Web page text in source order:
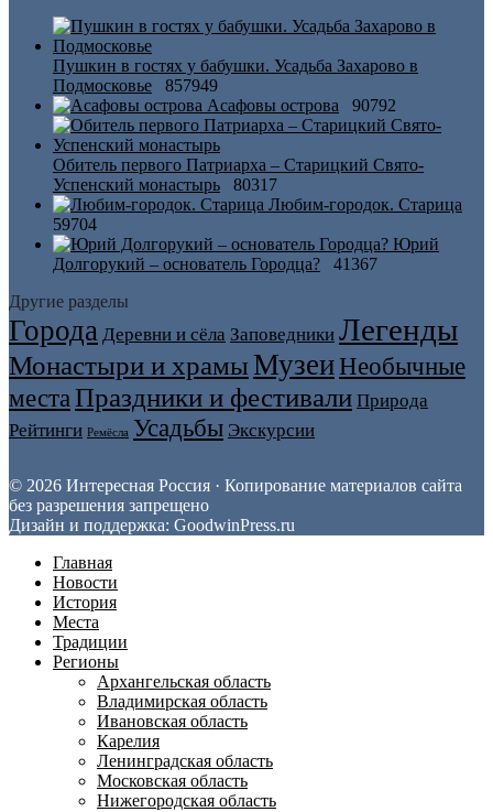
Пушкин в гостях у бабушки. Усадьба Захарово в
Подмосковье
857949
Асафовы острова
90792
Обитель первого Патриарха – Старицкий Свято-
Успенский монастырь
80317
Любим-городок. Старица
59704
Юрий
Долгорукий – основатель Городца?
41367
Другие разделы
Города Деревни и сёла Заповедники Легенды
Монастыри и храмы МузеиНеобычные
местаПраздники и фестивали Природа
Рейтинги Ремёсла Усадьбы Экскурсии
© 2026 Интересная Россия · Копирование материалов сайта
без разрешения запрещено
Дизайн и поддержка: GoodwinPress.ru
Главная
Новости
История
Места
Традиции
Регионы
Архангельская область
Владимирская область
Ивановская область
Карелия
Ленинградская область
Московская область
Нижегородская область